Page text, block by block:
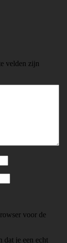
velden zijn
voor de
dat je een echt